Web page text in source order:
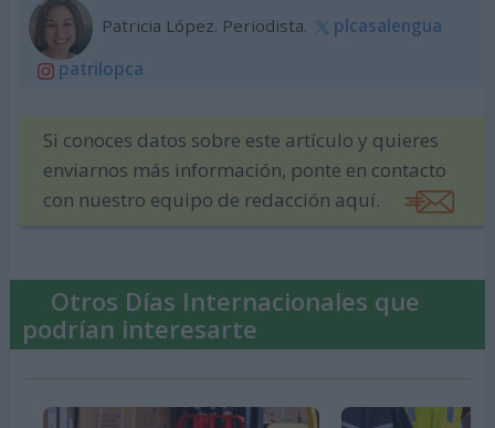
Patricia López. Periodista.
plcasalengua
patrilopca
Si conoces datos sobre este artículo y quieres
enviarnos más información, ponte en contacto
con nuestro equipo de redacción aquí.
Otros Días Internacionales que
podrían interesarte